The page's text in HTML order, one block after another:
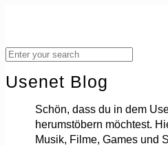
Usenet Blog
Schön, dass du in dem
herumstöbern möchtest.
Musik, Filme, Games und